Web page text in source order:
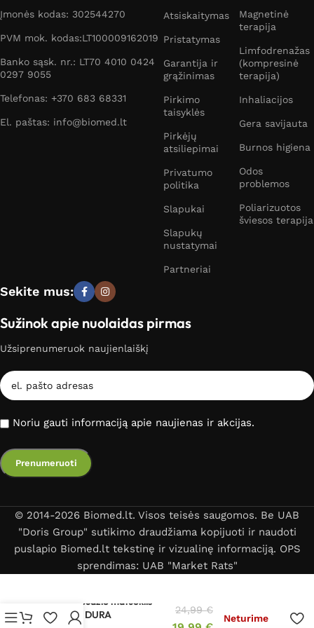
Įmonės kodas: 302544270
PVM mok. kodas:LT100009162019
Banko sąsk. nr.: LT70 4010 0424
0297 9055
Telefonas: +370 683 68331
El. paštas: info@biomed.lt
Atsiskaitymas
Pristatymas
Garantija ir
grąžinimas
Pirkimo
taisyklės
Pirkėjų
atsiliepimai
Privatumo
politika
Slapukai
Slapukų
nustatymai
Partneriai
Magnetinė
terapija
Limfodrenažas
(kompresinė
terapija)
Inhaliacijos
Gera savijauta
Burnos higiena
Odos
problemos
Poliarizuotos
šviesos terapija
Sekite mus:
Sužinok apie nuolaidas pirmas
Užsiprenumeruok naujienlaiškį
Noriu gauti informaciją apie naujienas ir akcijas.
© 2014-2026 Biomed.lt. Visos teisės saugomos. Be UAB
"Doris Group" sutikimo draudžiama kopijuoti ir naudoti
puslapio Biomed.lt tekstinę ir vizualinę informaciją. OPS
sprendimas: UAB "Market Rats"
Kraujospūdžio matuoklis
Novama DURA
24,99€
Neturime